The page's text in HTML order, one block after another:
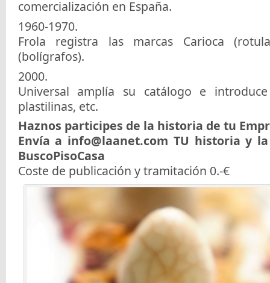
comercialización en España.
1960-1970.
Frola registra las marcas Carioca
(bolígrafos).
2000.
Universal amplía su catálogo e
plastilinas, etc.
Haznos participes de la historia de tu
Envía a info@laanet.com TU historia y
BuscoPisoCasa
Coste de publicación y tramitación 0.-€